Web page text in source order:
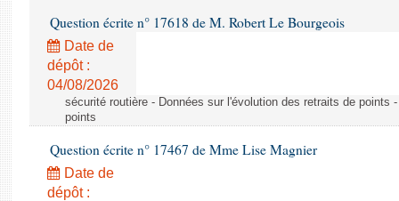
Question écrite n° 17618 de M. Robert Le Bourgeois
Date de
dépôt :
04/08/2026
sécurité routière - Données sur l'évolution des retraits de points
points
Question écrite n° 17467 de Mme Lise Magnier
Date de
dépôt :